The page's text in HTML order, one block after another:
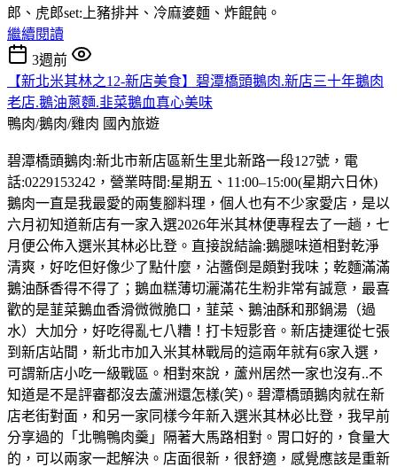
郎、虎郎set:上豬排丼、冷麻婆麵、炸餛飩。
繼續閱讀
3週前
【新北米其林之12-新店美食】碧潭橋頭鵝肉.新店三十年鵝肉
老店.鵝油蔥麵.韭菜鵝血真心美味
鴨肉/鵝肉/雞肉 國內旅遊
碧潭橋頭鵝肉:新北市新店區新生里北新路一段127號，電
話:0229153242，營業時間:星期五、11:00–15:00(星期六日休)
鵝肉一直是我最愛的兩隻腳料理，個人也有不少家愛店，是以
六月初知道新店有一家入選2026年米其林便專程去了一趟，七
月便公佈入選米其林必比登。直接說結論:鵝腿味道相對乾淨
清爽，好吃但好像少了點什麼，沾醬倒是頗對我味；乾麵滿滿
鵝油酥香得不得了；鵝血糕薄切灑滿花生粉非常有誠意，最喜
歡的是韮菜鵝血香滑微微脆口，韮菜、鵝油酥和那鍋湯（過
水）大加分，好吃得亂七八糟！打卡短影音。新店捷運從七張
到新店站間，新北市加入米其林戰局的這兩年就有6家入選，
可謂新店小吃一級戰區。相對來說，蘆州居然一家也沒有..不
知道是不是評審都沒去蘆洲還怎樣(笑)。碧潭橋頭鵝肉就在新
店老街對面，和另一家同樣今年新入選米其林必比登，我早前
分享過的「北鴨鴨肉羹」隔著大馬路相對。胃口好的，食量大
的，可以兩家一起解決。店面很新，很舒適，感覺應該是重新